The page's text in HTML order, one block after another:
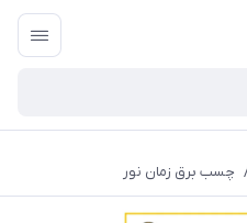
چسب برق زمان نور